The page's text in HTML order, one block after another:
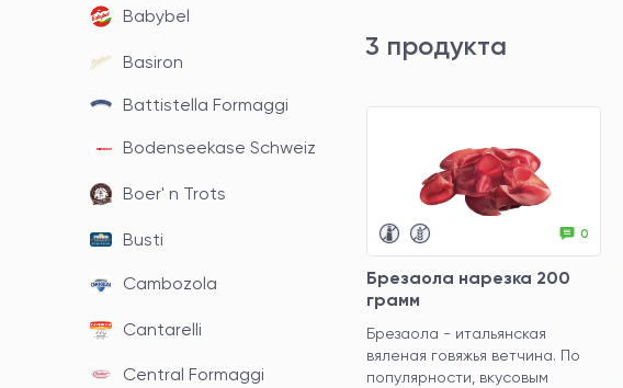
Babybel
Basiron
Battistella Formaggi
Bodenseekase Schweiz
Boer' n Trots
Busti
Cambozola
Cantarelli
Central Formaggi
3 продукта
0
Брезаола нарезка 200
грамм
Брезаола - итальянская
вяленая говяжья ветчина. По
популярности, вкусовым